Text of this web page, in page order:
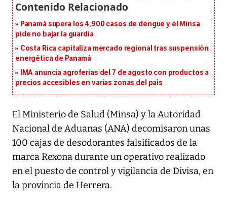
Panamá supera los 4,900 casos de dengue y el Minsa
pide no bajar la guardia
Costa Rica capitaliza mercado regional tras suspensión
energética de Panamá
IMA anuncia agroferias del 7 de agosto con productos a
precios accesibles en varias zonas del país
El Ministerio de Salud (Minsa) y la Autoridad
Nacional de Aduanas (ANA) decomisaron unas
100 cajas de desodorantes falsificados de la
marca Rexona durante un operativo realizado
en el puesto de control y vigilancia de Divisa, en
la provincia de Herrera.